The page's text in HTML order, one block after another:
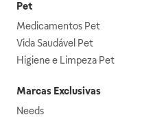
Pet
Medicamentos Pet
Vida Saudável Pet
Higiene e Limpeza Pet
Marcas Exclusivas
Needs